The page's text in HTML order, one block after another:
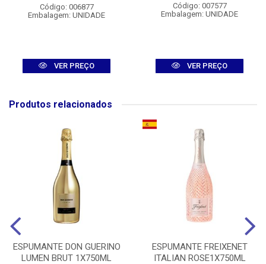
Código: 006877
Embalagem: UNIDADE
VER PREÇO
Código: 007577
Embalagem: UNIDADE
VER PREÇO
Produtos relacionados
ESPUMANTE DON GUERINO
LUMEN BRUT 1X750ML
ESPUMANTE FREIXENET
ITALIAN ROSE1X750ML